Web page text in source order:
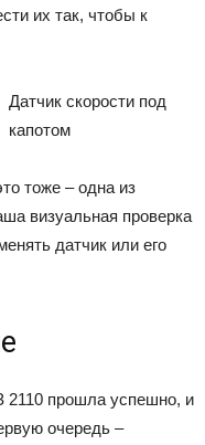
их так, чтобы к
Датчик скорости под
капотом
тоже – одна из
визуальная проверка
датчик или его
2110 прошла успешно, и
очередь –